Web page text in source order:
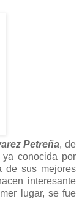
Petreña, de
conocida por
de sus mejores
interesante
lugar, se fue